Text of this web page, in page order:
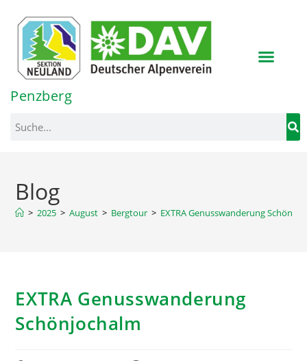
springen
Penzberg
Blog
> 2025 > August > Bergtour > EXTRA Genusswanderung
EXTRA Genusswanderung
Schönjochalm